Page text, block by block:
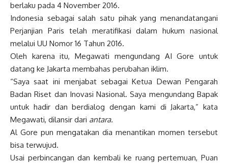
berlaku pada 4 November 2016.
Indonesia sebagai salah satu pihak yang menandatangani
Perjanjian Paris telah meratifikasi dalam hukum nasional
melalui UU Nomor 16 Tahun 2016.
Oleh karena itu, Megawati mengundang AI Gore untuk
datang ke Jakarta membahas perubahan iklim.
“Saya saat ini menjabat sebagai Ketua Dewan Pengarah
Badan Riset dan Inovasi Nasional. Saya mengundang Bapak
untuk hadir dan berdialog dengan kami di Jakarta,” kata
Megawati, dilansir dari antara.
Al Gore pun mengatakan dia menantikan momen tersebut
bisa terwujud.
Usai perbincangan dan kembali ke ruang pertemuan, Puan